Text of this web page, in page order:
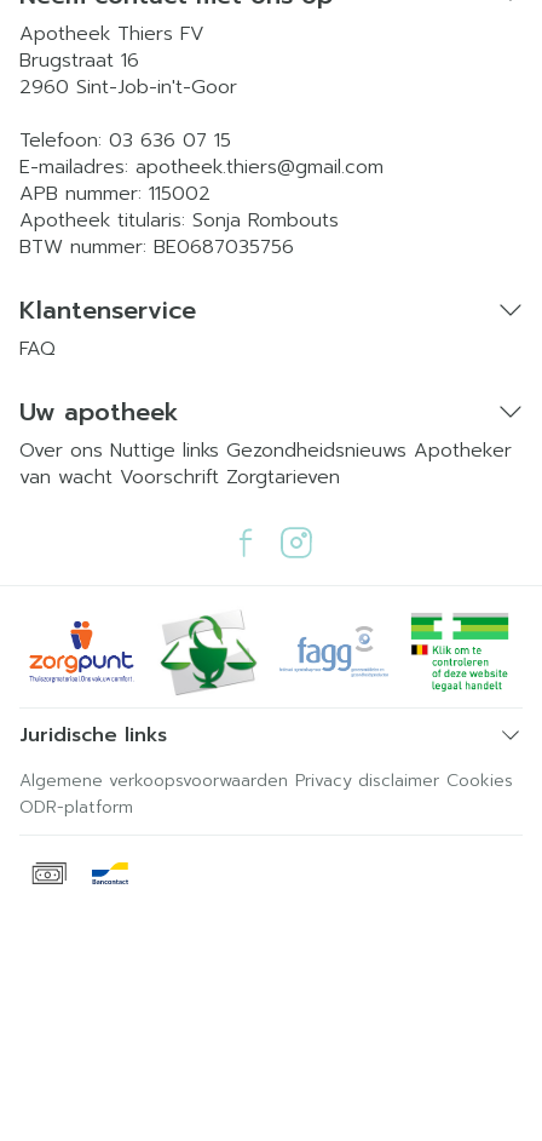
Apotheek Thiers FV
Brugstraat 16
2960 Sint-Job-in't-Goor
Telefoon: 03 636 07 15
E-mailadres: apotheek.thiers@gmail.com
APB nummer: 115002
Apotheek titularis: Sonja Rombouts
BTW nummer: BE0687035756
Klantenservice
FAQ
Uw apotheek
Over ons Nuttige links Gezondheidsnieuws Apotheker
van wacht Voorschrift Zorgtarieven
Juridische links
Algemene verkoopsvoorwaarden Privacy disclaimer Cookies
ODR-platform